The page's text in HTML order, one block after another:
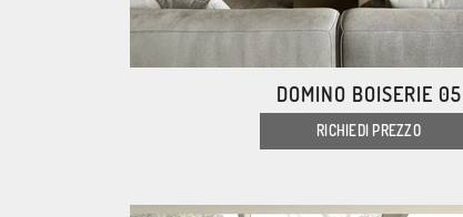
DOMINO BOISERIE 05
RICHIEDI PREZZO